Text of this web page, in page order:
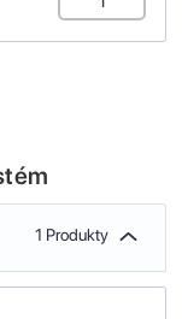
1 Produkty